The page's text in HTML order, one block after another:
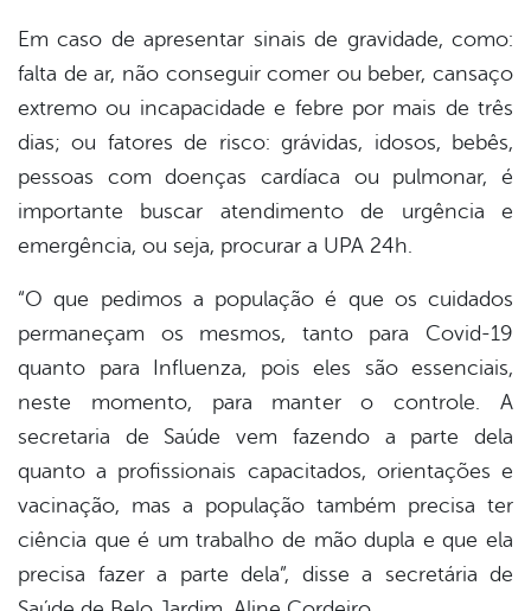
Em caso de apresentar sinais de gravidade, como:
falta de ar, não conseguir comer ou beber, cansaço
extremo ou incapacidade e febre por mais de três
dias; ou fatores de risco: grávidas, idosos, bebês,
pessoas com doenças cardíaca ou pulmonar, é
importante buscar atendimento de urgência e
emergência, ou seja, procurar a UPA 24h.
“O que pedimos a população é que os cuidados
permaneçam os mesmos, tanto para Covid-19
quanto para Influenza, pois eles são essenciais,
neste momento, para manter o controle. A
secretaria de Saúde vem fazendo a parte dela
quanto a profissionais capacitados, orientações e
vacinação, mas a população também precisa ter
ciência que é um trabalho de mão dupla e que ela
precisa fazer a parte dela”, disse a secretária de